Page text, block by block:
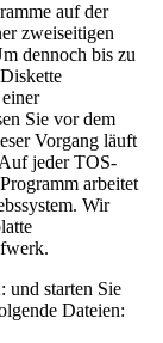
auf der
zweiseitigen
dennoch bis zu
Sie vor dem
Vorgang läuft
jeder TOS-
arbeitet
Wir
starten Sie
Dateien: